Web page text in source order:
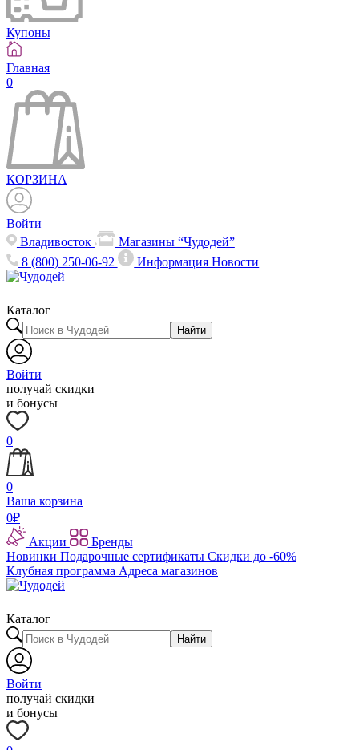
Купоны
Главная
0
КОРЗИНА
Войти
Владивосток
Магазины “Чудодей”
8 (800) 250-06-92
ИнформацияНовости
Каталог
Найти
Войти
получай скидки
и бонусы
0
0
Ваша корзина
0₽
Акции
Бренды
Новинки Подарочные сертификаты Скидки до -60%
Клубная программа Адреса магазинов
Каталог
Найти
Войти
получай скидки
и бонусы